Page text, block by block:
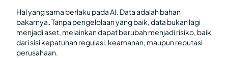
Hal yang sama berlaku pada AI. Data adalah bahan
bakarnya.Tanpa pengelolaan yang baik, data bukan lagi
menjadi aset, melainkan dapat berubah menjadi risiko, baik
dari sisi kepatuhan regulasi, keamanan, maupun reputasi
perusahaan.